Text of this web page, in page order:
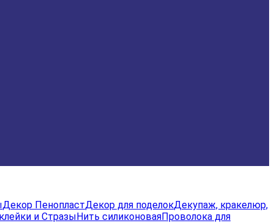
Декор ПенопластДекор для поделокДекупаж, кракелюр,
и СтразыНить силиконоваяПроволока для